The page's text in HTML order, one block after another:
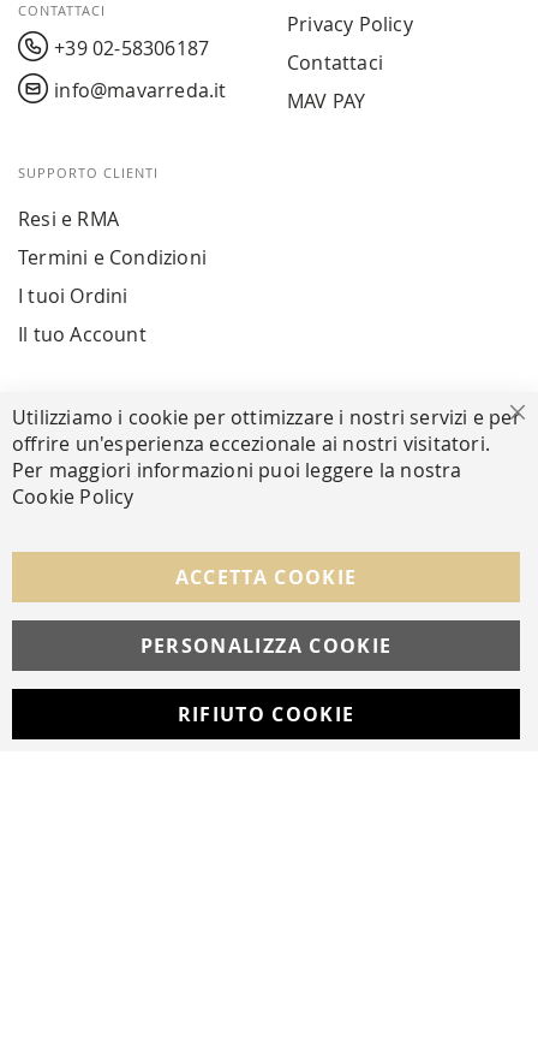
CONTATTACI
+39 02-58306187
info@mavarreda.it
Privacy Policy
Contattaci
MAV PAY
SUPPORTO CLIENTI
Resi e RMA
Termini e Condizioni
I tuoi Ordini
Il tuo Account
Facebook Instagram Whatsapp
© Copyright MAV Arreda s.r.l. | P.IVA IT05919160969
Via Galileo Galilei, 14 | Milano
Utilizziamo i cookie per ottimizzare i nostri servizi e per
offrire un'esperienza eccezionale ai nostri visitatori.
Per maggiori informazioni puoi leggere la nostra
Cookie Policy
ACCETTA COOKIE
PERSONALIZZA COOKIE
RIFIUTO COOKIE